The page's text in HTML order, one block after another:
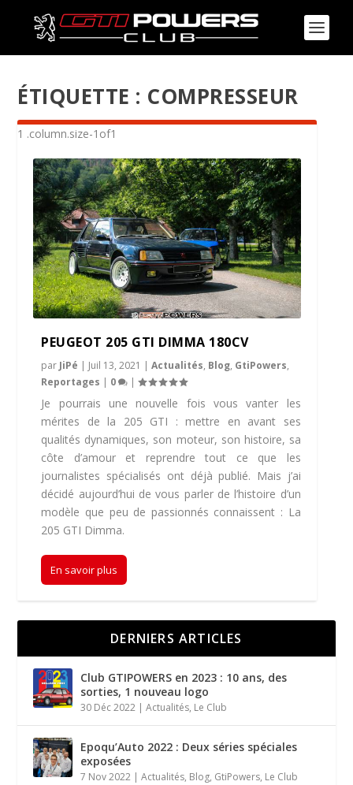
ÉTIQUETTE : COMPRESSEUR
PEUGEOT 205 GTI DIMMA 180CV
par JiPé | Juil 13, 2021 |Actualités, Blog, GtiPowers,
Reportages | 0 |
Je pourrais une nouvelle fois vous vanter les
mérites de la 205 GTI : mettre en avant ses
qualités dynamiques, son moteur, son histoire, sa
côte d’amour et reprendre tout ce que les
journalistes spécialisés ont déjà publié. Mais j’ai
décidé aujourd’hui de vous parler de l’histoire d’un
modèle que peu de passionnés connaissent : La
205 GTI Dimma.
En savoir plus
DERNIERS ARTICLES
Club GTIPOWERS en 2023 : 10 ans, des
sorties, 1 nouveau logo
30 Déc 2022 |Actualités, Le Club
Epoqu’Auto 2022 : Deux séries spéciales
exposées
7 Nov 2022 |Actualités, Blog, GtiPowers, Le Club